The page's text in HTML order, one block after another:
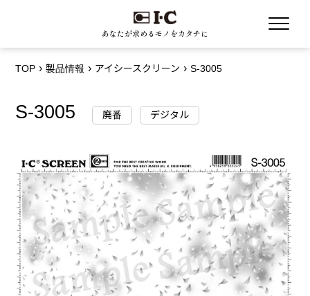
あなたが求めるモノをカタチに
TOP 製品情報 アイシースクリーン S-3005
S-3005 廃番 デジタル